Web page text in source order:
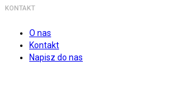
KONTAKT
O nas
Kontakt
Napisz do nas